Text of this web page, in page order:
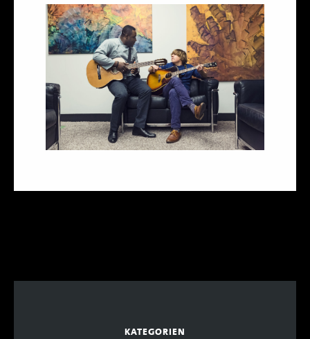
KATEGORIEN